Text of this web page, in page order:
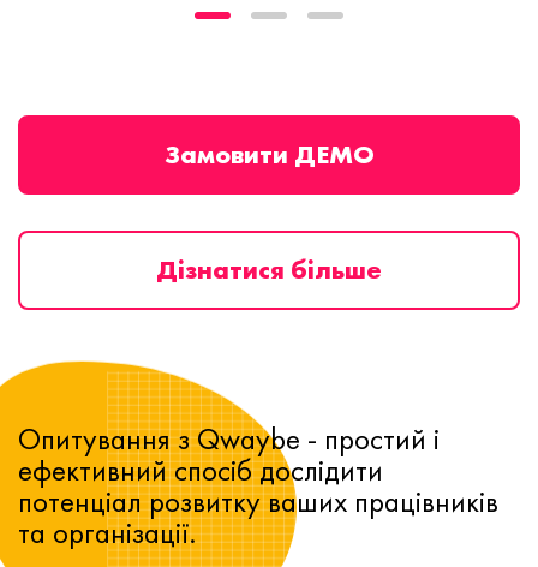
Замовити ДЕМО
Дізнатися більше
Опитування з Qwaybe - простий і
ефективний спосіб дослідити
потенціал розвитку ваших працівників
та організації.